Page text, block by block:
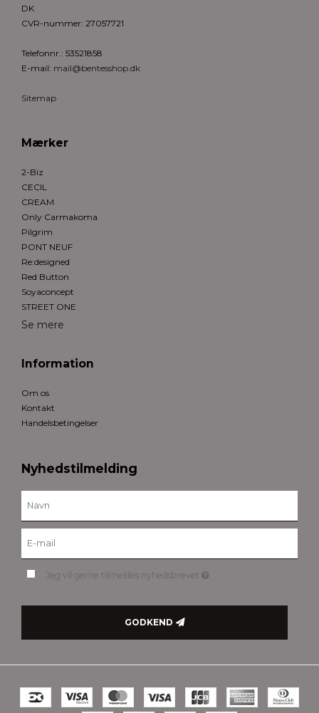
DK
CVR-nummer: 27057721
Telefonnr.: 53521858
E-mail: mail@bentesshop.dk
Sitemap
Mærker
2-Biz
CECIL
CREAM
Only Carmakoma
Pilgrim
PONT NEUF
Re:designed
Red Button
Soyaconcept
STREET ONE
Se mere
Information
Om os
Kontakt
Handelsbetingelser
Nyhedstilmelding
Jeg vil gerne tilmeldes nyhedsbrevet
GODKEND